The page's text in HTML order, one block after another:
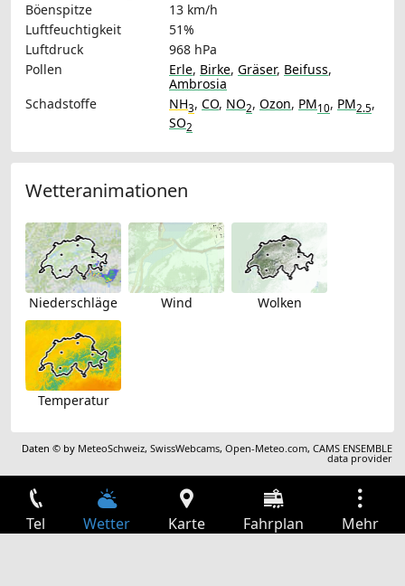
Böenspitze
13 km/h
Luftfeuchtigkeit
51%
Luftdruck
968 hPa
Pollen
Erle, Birke, Gräser, Beifuss,
Ambrosia
Schadstoffe
NH3, CO, NO2, Ozon, PM10, PM2.5,
SO2
Wetteranimationen
Niederschläge Wind Wolken
Temperatur
Daten © by MeteoSchweiz,SwissWebcams,Open-Meteo.com,CAMS ENSEMBLE
data provider
Tel Wetter Karte Fahrplan Mehr